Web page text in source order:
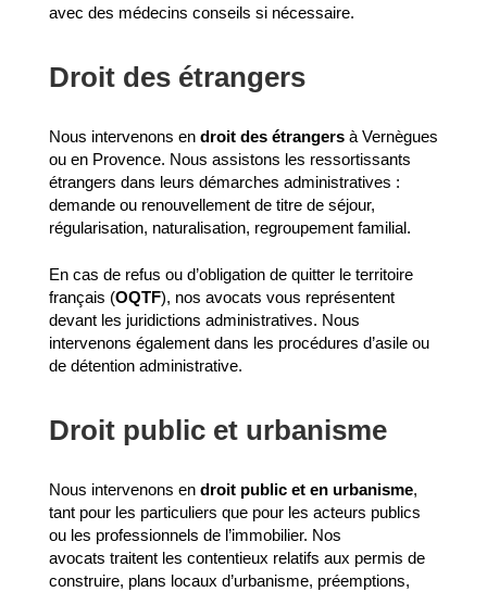
avec des médecins conseils si nécessaire.
Droit des étrangers
Nous intervenons en droit des étrangersà Vernègues
ou en Provence. Nous assistons les ressortissants
étrangers dans leurs démarches administratives :
demande ou renouvellement de titre de séjour,
régularisation, naturalisation, regroupement familial.
En cas de refus ou d’obligation de quitter le territoire
français (OQTF), nos avocats vous représentent
devant les juridictions administratives. Nous
intervenons également dans les procédures d’asile ou
de détention administrative.
Droit public et urbanisme
Nous intervenons en droit public et en urbanisme,
tant pour les particuliers que pour les acteurs publics
ou les professionnels de l’immobilier. Nos
avocats traitent les contentieux relatifs aux permis de
construire, plans locaux d’urbanisme, préemptions,